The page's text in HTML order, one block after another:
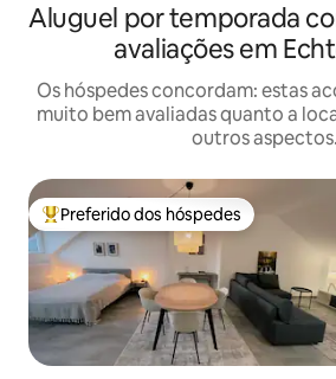
Aluguel por temporada
avaliações em
Os hóspedes concordam: estas
muito bem avaliadas quanto a
outros aspectos.
Entre os melhores preferidos dos
Preferido dos hóspedes